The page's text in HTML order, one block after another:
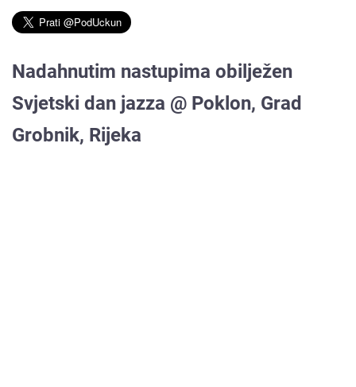
Nadahnutim nastupima obilježen
Svjetski dan jazza @ Poklon, Grad
Grobnik, Rijeka